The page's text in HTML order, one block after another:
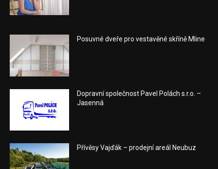
Posuvné dveře pro vestavěné skříně Mline
Dopravní společnost Pavel Polách s.r.o. –
Jasenná
Přívěsy Vajďák – prodejní areál Neubuz